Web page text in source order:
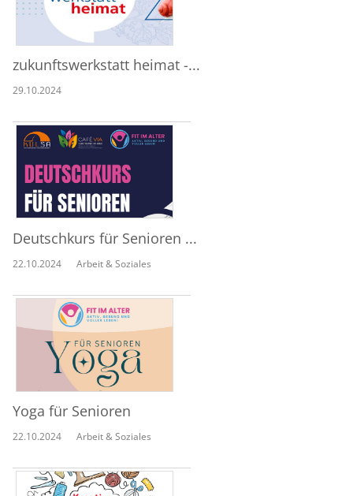
zukunftswerkstatt heimat -...
29.10.2024
Deutschkurs für Senioren ...
22.10.2024 Arbeit & Soziales
Yoga für Senioren
22.10.2024 Arbeit & Soziales